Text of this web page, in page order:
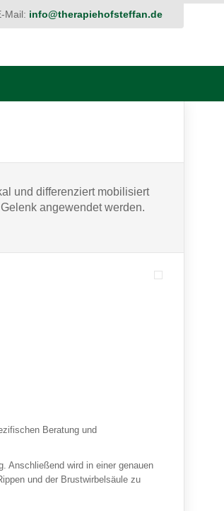
Mail: info@therapiehofsteffan.de
und differenziert mobilisiert
angewendet werden.
Beratung und
Anschließend wird in einer genauen
und der Brustwirbelsäule zu